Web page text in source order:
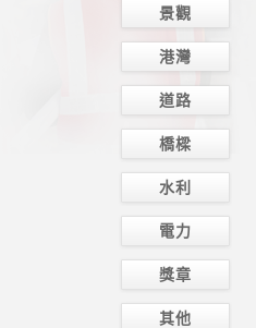
景觀
港灣
道路
橋樑
水利
電力
獎章
其他